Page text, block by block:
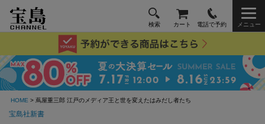
検索 カート 電話で予約 メニュー
HOME > 蔦屋重三郎 江戸のメディア王と世を変えたはみだし者たち
宝島社新書